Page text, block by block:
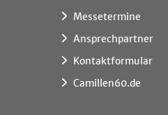
Messetermine
Ansprechpartner
Kontaktformular
Camillen60.de